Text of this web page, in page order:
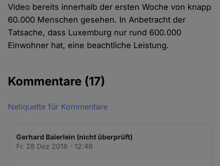
Video bereits innerhalb der ersten Woche von knapp
60.000 Menschen gesehen. In Anbetracht der
Tatsache, dass Luxemburg nur rund 600.000
Einwohner hat, eine beachtliche Leistung.
Kommentare (17)
Netiquette für Kommentare
Gerhard Baierlein (nicht überprüft)
Fr. 28 Dez 2018 - 12:48